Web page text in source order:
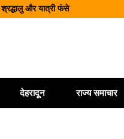
और यात्री फंसे
नोट होंगे जारी
पुनर्वास को मिलेगी नई रफ्तार
देहरादून राज्य समाचार